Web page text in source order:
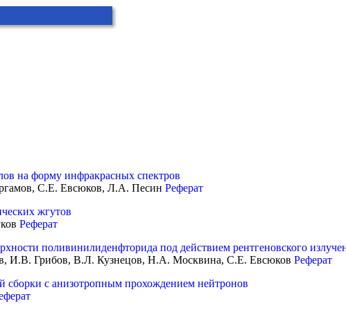
на форму инфракрасных спектров
С.Е. Евсюков, Л.А. Песин Реферат
жгутов
Реферат
поливинилиденфторида под действием рентгеновского
И.В. Грибов, В.Л. Кузнецов, Н.А. Москвина, С.Е. Евсюков Реферат
сборки с анизотропным прохождением нейтронов